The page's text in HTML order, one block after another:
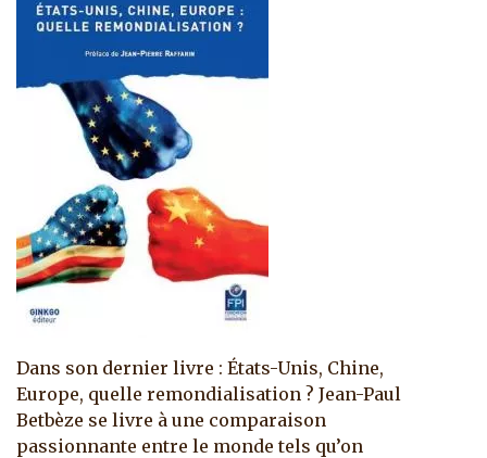
Dans son dernier livre : États-Unis, Chine,
Europe, quelle remondialisation ? Jean-Paul
Betbèze se livre à une comparaison
passionnante entre le monde tels qu’on